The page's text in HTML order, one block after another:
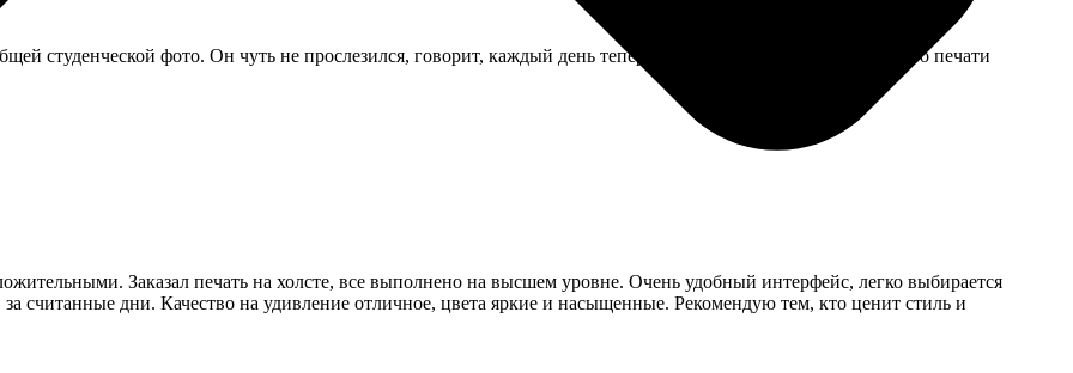
студенческой фото. Он чуть не прослезился, говорит, каждый день теперь вспоминает молодость. Качество печати
Заказал печать на холсте, все выполнено на высшем уровне. Очень удобный интерфейс, легко выбирается
за считанные дни. Качество на удивление отличное, цвета яркие и насыщенные. Рекомендую тем, кто ценит стиль и